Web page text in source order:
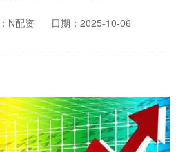
N配资
日期：2025-10-06